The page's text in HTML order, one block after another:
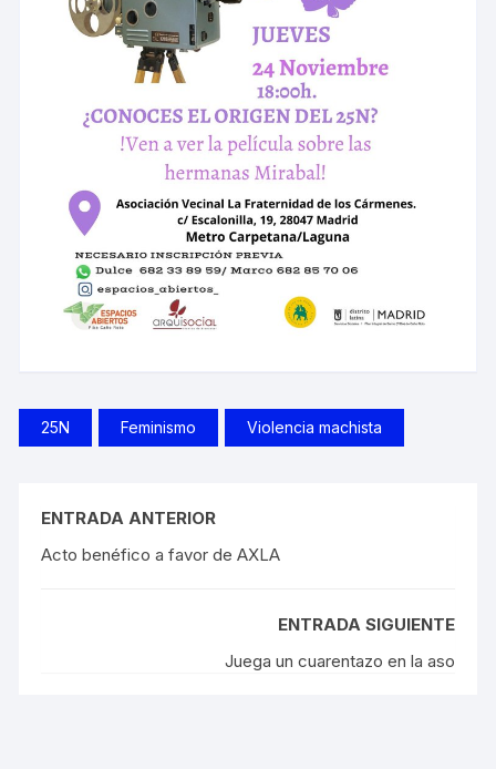
25N Feminismo Violencia machista
ENTRADA ANTERIOR
Acto benéfico a favor de AXLA
ENTRADA SIGUIENTE
Juega un cuarentazo en la aso